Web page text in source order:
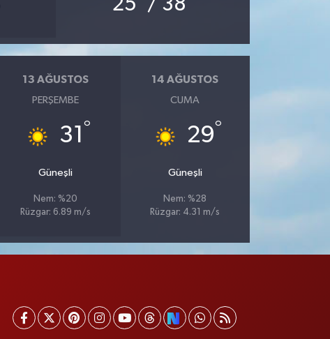
25 / 38
13 AĞUSTOS
PERŞEMBE
31 °
Güneşli
Nem: %20
Rüzgar: 6.89 m/s
14 AĞUSTOS
CUMA
29°
Güneşli
Nem: %28
Rüzgar: 4.31 m/s